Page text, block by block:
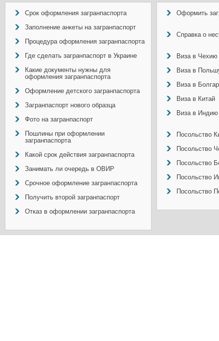
Срок оформления загранпаспорта
Заполнение анкеты на загранпаспорт
Процедура оформления загранпаспорта
Где сделать загранпаспорт в Украине
Какие документы нужны для
оформления загранпаспорта
Оформление детского загранпаспорта
Загранпаспорт нового образца
Фото на загранпаспорт
Пошлины при оформлении
загранпаспорта
Какой срок действия загранпаспорта
Занимать ли очередь в ОВИР
Срочное оформление загранпаспорта
Получить второй загранпаспорт
Отказ в оформлении загранпаспорта
Оформить
Справка о
Виза в Чехию
Виза в
Виза в
Виза в Китай
Виза в Индию
Посольство
Посольство
Посольство
Посольство
Посольство